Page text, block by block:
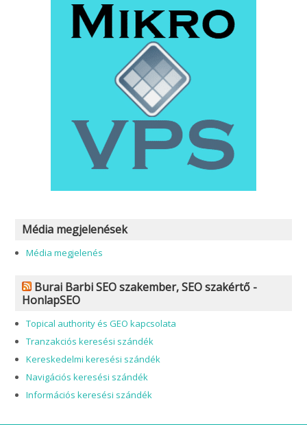
Média megjelenések
Média megjelenés
Burai Barbi SEO szakember, SEO szakértő -
HonlapSEO
Topical authority és GEO kapcsolata
Tranzakciós keresési szándék
Kereskedelmi keresési szándék
Navigációs keresési szándék
Információs keresési szándék